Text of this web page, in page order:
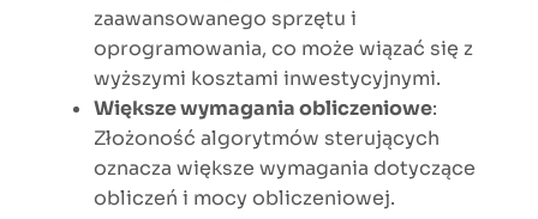
zaawansowanego sprzętu i
oprogramowania, co może wiązać się z
wyższymi kosztami inwestycyjnymi.
Większe wymagania obliczeniowe:
Złożoność algorytmów sterujących
oznacza większe wymagania dotyczące
obliczeń i mocy obliczeniowej.